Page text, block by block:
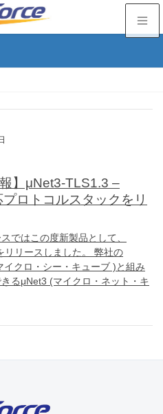
報】μNet3-TLS1.3 –
ロトコルスタックをリ
ではこの度新製品として、
リリースしました。 弊社の
イクロ・シー・キューブ )と組み
るμNet3 (マイクロ・ネット・キ